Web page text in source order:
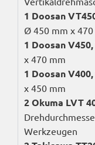
1 Doosan
Ø 450 mm x
1 DoosanV450,
x 470 mm
1 DoosanV400,
x 450 mm
2 Okuma LVT
Werkzeugen